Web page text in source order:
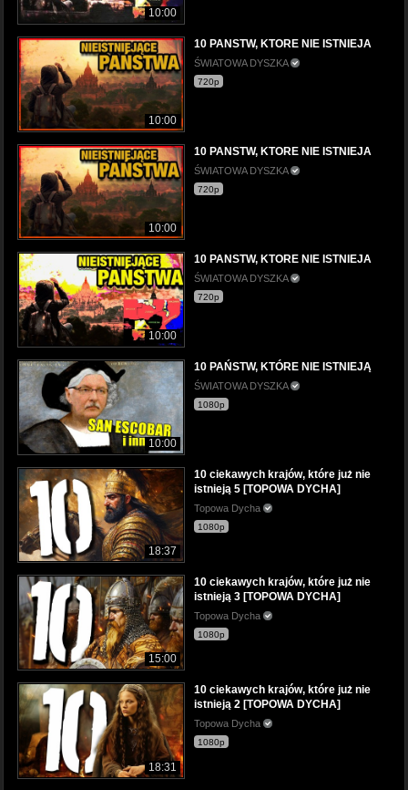
10:00
10:00
10 PANSTW, KTORE NIE ISTNIEJA
ŚWIATOWA DYSZKA
720p
10:00
10 PANSTW, KTORE NIE ISTNIEJA
ŚWIATOWA DYSZKA
720p
10:00
10 PANSTW, KTORE NIE ISTNIEJA
ŚWIATOWA DYSZKA
720p
10:00
10 PAŃSTW, KTÓRE NIE ISTNIEJĄ
ŚWIATOWA DYSZKA
1080p
18:37
10 ciekawych krajów, które już nie
istnieją 5 [TOPOWA DYCHA]
Topowa Dycha
1080p
15:00
10 ciekawych krajów, które już nie
istnieją 3 [TOPOWA DYCHA]
Topowa Dycha
1080p
18:31
10 ciekawych krajów, które już nie
istnieją 2 [TOPOWA DYCHA]
Topowa Dycha
1080p